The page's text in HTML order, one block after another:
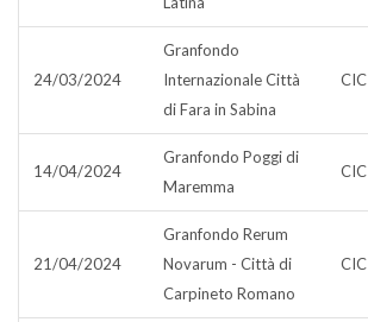
24/03/2024
Granfondo
Internazionale Città
di Fara in Sabina
CIC
14/04/2024
Granfondo Poggi di
Maremma
CIC
21/04/2024
Granfondo Rerum
Novarum - Città di
Carpineto Romano
CIC